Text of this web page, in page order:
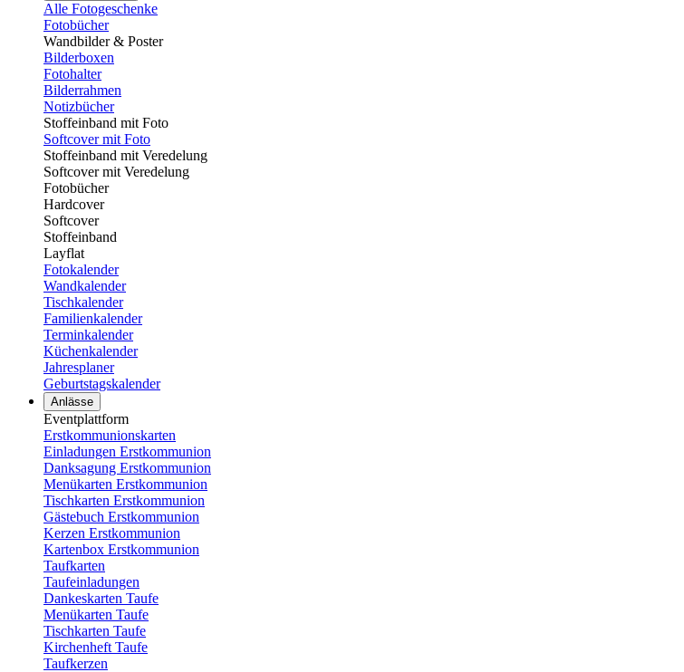
Alle Fotogeschenke
Fotobücher
Wandbilder & Poster
Bilderboxen
Fotohalter
Bilderrahmen
Notizbücher
Stoffeinband mit Foto
Softcover mit Foto
Stoffeinband mit Veredelung
Softcover mit Veredelung
Fotobücher
Hardcover
Softcover
Stoffeinband
Layflat
Fotokalender
Wandkalender
Tischkalender
Familienkalender
Terminkalender
Küchenkalender
Jahresplaner
Geburtstagskalender
Anlässe
Eventplattform
Erstkommunionskarten
Einladungen Erstkommunion
Danksagung Erstkommunion
Menükarten Erstkommunion
Tischkarten Erstkommunion
Gästebuch Erstkommunion
Kerzen Erstkommunion
Kartenbox Erstkommunion
Taufkarten
Taufeinladungen
Dankeskarten Taufe
Menükarten Taufe
Tischkarten Taufe
Kirchenheft Taufe
Taufkerzen